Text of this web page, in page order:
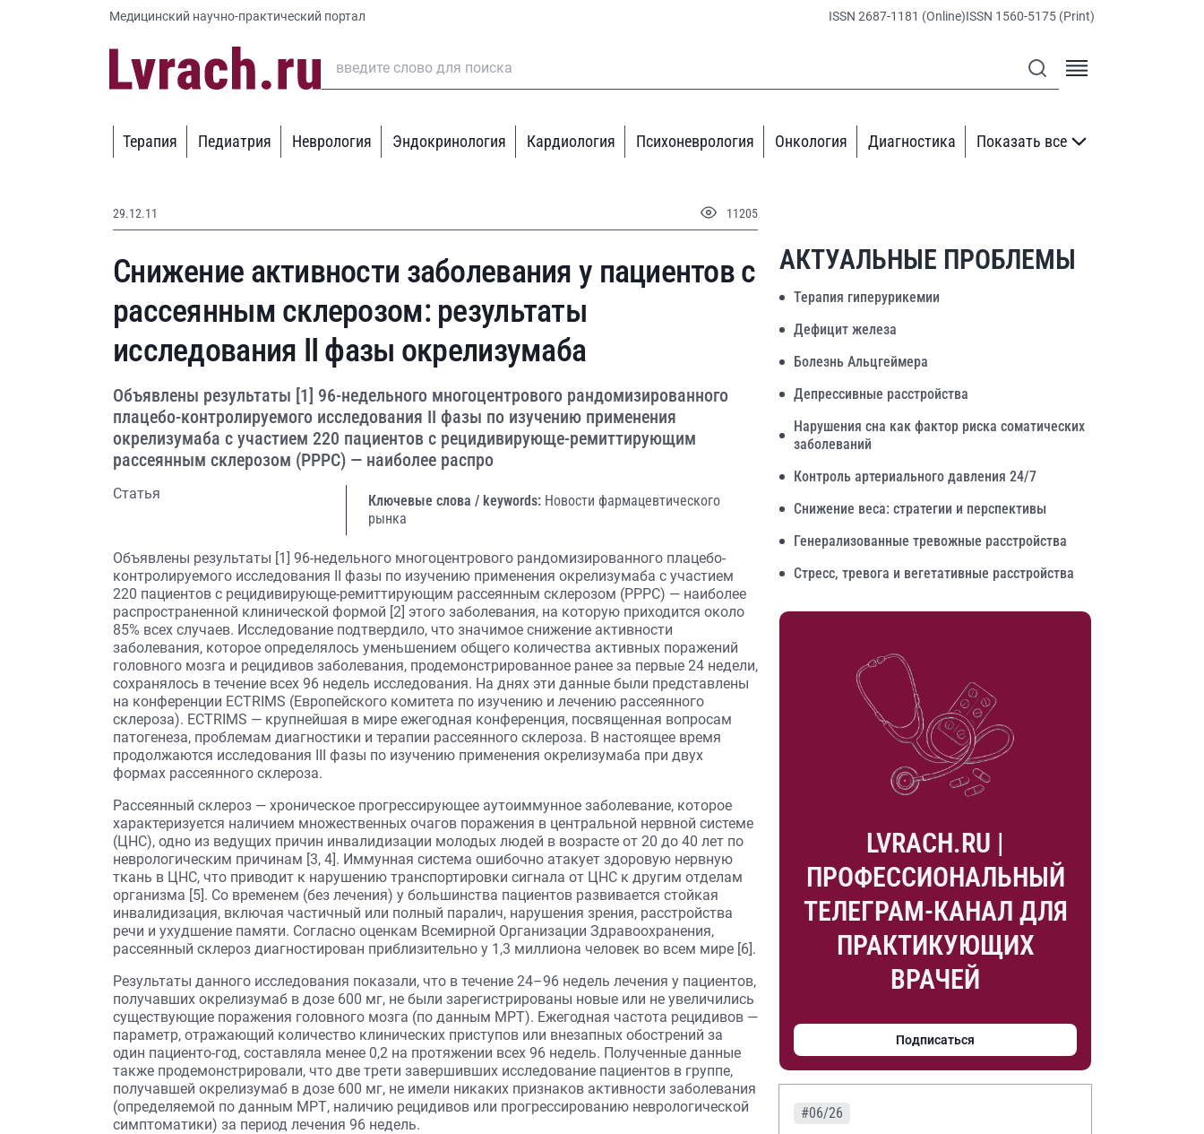
Медицинский научно-практический портал ISSN 2687-1181 (Online)ISSN 1560-5175 (Print)
Терапия Педиатрия Неврология Эндокринология Кардиология Психоневрология Онкология Диагностика Показать все
29.12.11 11205
Снижение активности заболевания у пациентов с
рассеянным склерозом: результаты
исследования II фазы окрелизумаба
Объявлены результаты [1] 96-недельного многоцентрового рандомизированного
плацебо-контролируемого исследования II фазы по изучению применения
окрелизумаба с участием 220 пациентов с рецидивирующе-ремиттирующим
рассеянным склерозом (РРРС) — наиболее распро
Статья Ключевые слова / keywords: Новости фармацевтического
рынка
Объявлены результаты [1] 96-недельного многоцентрового рандомизированного плацебо-
контролируемого исследования II фазы по изучению применения окрелизумаба с участием
220 пациентов с рецидивирующе-ремиттирующим рассеянным склерозом (РРРС) — наиболее
распространенной клинической формой [2] этого заболевания, на которую приходится около
85% всех случаев. Исследование подтвердило, что значимое снижение активности
заболевания, которое определялось уменьшением общего количества активных поражений
головного мозга и рецидивов заболевания, продемонстрированное ранее за первые 24 недели,
сохранялось в течение всех 96 недель исследования. На днях эти данные были представлены
на конференции ECTRIMS (Европейского комитета по изучению и лечению рассеянного
склероза). ECTRIMS — крупнейшая в мире ежегодная конференция, посвященная вопросам
патогенеза, проблемам диагностики и терапии рассеянного склероза. В настоящее время
продолжаются исследования III фазы по изучению применения окрелизумаба при двух
формах рассеянного склероза.
Рассеянный склероз — хроническое прогрессирующее аутоиммунное заболевание, которое
характеризуется наличием множественных очагов поражения в центральной нервной системе
(ЦНС), одно из ведущих причин инвалидизации молодых людей в возрасте от 20 до 40 лет по
неврологическим причинам [3, 4]. Иммунная система ошибочно атакует здоровую нервную
ткань в ЦНС, что приводит к нарушению транспортировки сигнала от ЦНС к другим отделам
организма [5]. Со временем (без лечения) у большинства пациентов развивается стойкая
инвалидизация, включая частичный или полный паралич, нарушения зрения, расстройства
речи и ухудшение памяти. Согласно оценкам Всемирной Организации Здравоохранения,
рассеянный склероз диагностирован приблизительно у 1,3 миллиона человек во всем мире [6].
Результаты данного исследования показали, что в течение 24–96 недель лечения у пациентов,
получавших окрелизумаб в дозе 600 мг, не были зарегистрированы новые или не увеличились
существующие поражения головного мозга (по данным МРТ). Ежегодная частота рецидивов —
параметр, отражающий количество клинических приступов или внезапных обострений за
один пациенто-год, составляла менее 0,2 на протяжении всех 96 недель. Полученные данные
также продемонстрировали, что две трети завершивших исследование пациентов в группе,
получавшей окрелизумаб в дозе 600 мг, не имели никаких признаков активности заболевания
(определяемой по данным МРТ, наличию рецидивов или прогрессированию неврологической
симптоматики) за период лечения 96 недель.
АКТУАЛЬНЫЕ ПРОБЛЕМЫ
Терапия гиперурикемии
Дефицит железа
Болезнь Альцгеймера
Депрессивные расстройства
Нарушения сна как фактор риска соматических
заболеваний
Контроль артериального давления 24/7
Снижение веса: стратегии и перспективы
Генерализованные тревожные расстройства
Стресс, тревога и вегетативные расстройства
LVRACH.RU |
ПРОФЕССИОНАЛЬНЫЙ
ТЕЛЕГРАМ-КАНАЛ ДЛЯ
ПРАКТИКУЮЩИХ
ВРАЧЕЙ
Подписаться
#06/26